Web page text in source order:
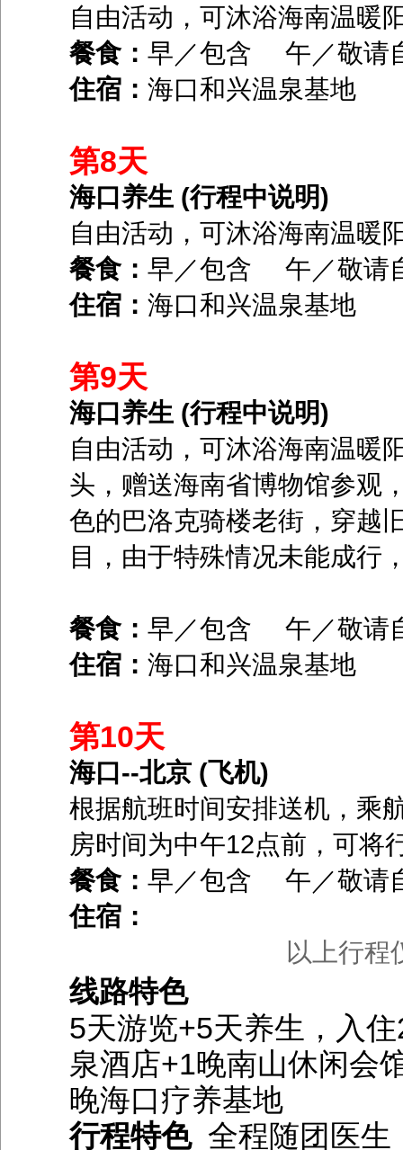
自由活动，可沐浴海南温暖
餐食： 早／包含 午／敬
住宿： 海口和兴温泉基地
第8天
海口养生 (行程中说明)
自由活动，可沐浴海南温暖
餐食： 早／包含 午／敬
住宿： 海口和兴温泉基地
第9天
海口养生 (行程中说明)
自由活动，可沐浴海南温暖
头，赠送海南省博物馆参观
色的巴洛克骑楼老街，穿越
目，由于特殊情况未能成行
餐食： 早／包含 午／敬
住宿： 海口和兴温泉基地
第10天
海口--北京 (飞机)
根据航班时间安排送机，乘
房时间为中午12点前，可将
餐食： 早／包含 午／敬
住宿：
以上行程
线路特色
5天游览+5天养生，入
泉酒店+1晚南山休闲会
晚海口疗养基地
行程特色全程随团医生